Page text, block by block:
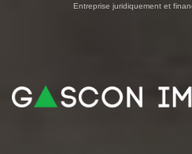
Entreprise juridiquement et